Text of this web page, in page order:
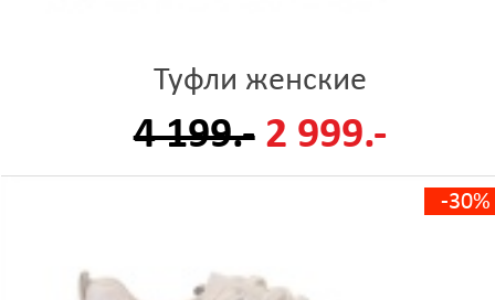
Туфли женские
4 199.- 2 999.-
-30%